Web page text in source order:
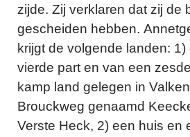
zijde. Zij verklaren dat zij de
gescheiden hebben.
krijgt de volgende landen:
vierde part en van een
kamp land gelegen in
Brouckweg genaamd
Verste Heck, 2) een huis en